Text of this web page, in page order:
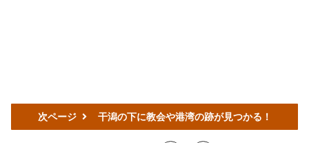
次ページ 干潟の下に教会や港湾の跡が見つかる！